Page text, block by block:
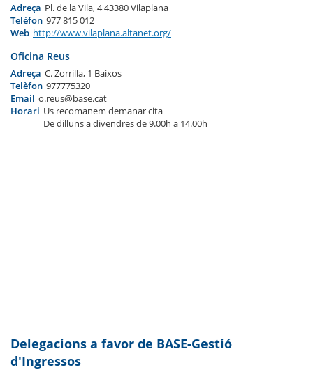
Adreça Pl. de la Vila, 4 43380 Vilaplana
Telèfon 977 815 012
Web http://www.vilaplana.altanet.org/
Oficina Reus
Adreça C. Zorrilla, 1 Baixos
Telèfon 977775320
Email o.reus@base.cat
Horari Us recomanem demanar cita
De dilluns a divendres de 9.00h a 14.00h
Delegacions a favor de BASE-Gestió
d'Ingressos